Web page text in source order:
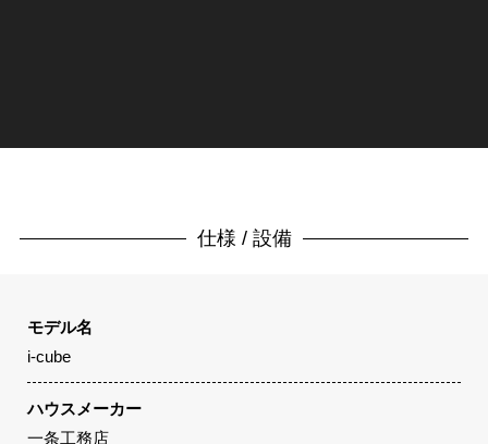
仕様 / 設備
モデル名
i-cube
ハウスメーカー
一条工務店